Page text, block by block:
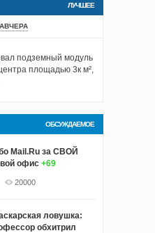
ЛУЧШЕЕ
подземный модуль
площадью 3к м²,
ОБСУЖДАЕМОЕ
Mail.Ru за СВОЙ
офис +69
20000
ловушка:
обхитрил